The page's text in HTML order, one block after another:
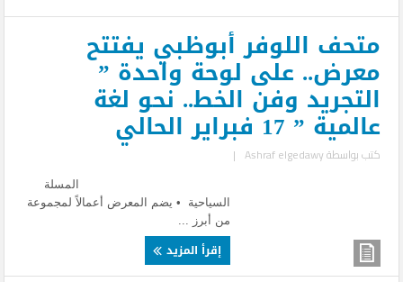
متحف اللوفر أبوظبي يفتتح
معرض.. على لوحة واحدة ”
التجريد وفن الخط.. نحو لغة
عالمية ” 17 فبراير الحالي
كتب بواسطةAshraf elgedawy
|
المسلة
السياحية • يضم المعرض أعمالاً لمجموعة
من أبرز ...
إقرأ المزيد